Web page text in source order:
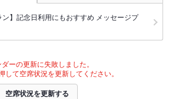
ン】記念日利用にもおすすめ メッセージプ
ーの更新に失敗しました。
して空席状況を更新してください。
空席状況を更新する